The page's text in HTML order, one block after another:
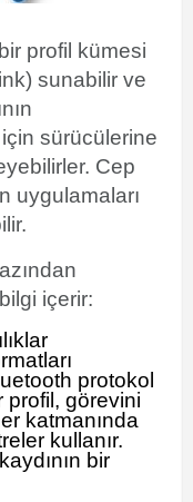
profil kümesi
sunabilir ve
sürücülerine
Cep
uygulamaları
içerir:
protokol
profil, görevini
katmanında
kullanır.
bir